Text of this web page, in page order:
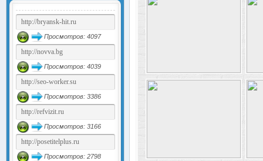
Просмотров: 4097
Просмотров: 4039
Просмотров: 3386
Просмотров: 3166
Просмотров: 2798